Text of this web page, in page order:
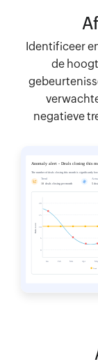
Identificeer
de
negatieve